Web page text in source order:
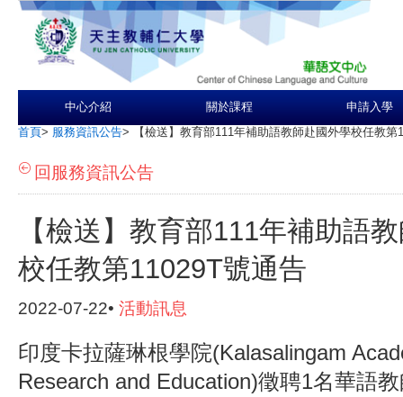
中心介紹 關於課程 申請入學
首頁> 服務資訊公告> 【檢送】教育部111年補助語教師赴國外學校任教第
回服務資訊公告
【檢送】教育部111年補助語
校任教第11029T號通告
2022-07-22• 活動訊息
印度卡拉薩琳根學院(Kalasalingam
Research and Education)徵聘1名華語